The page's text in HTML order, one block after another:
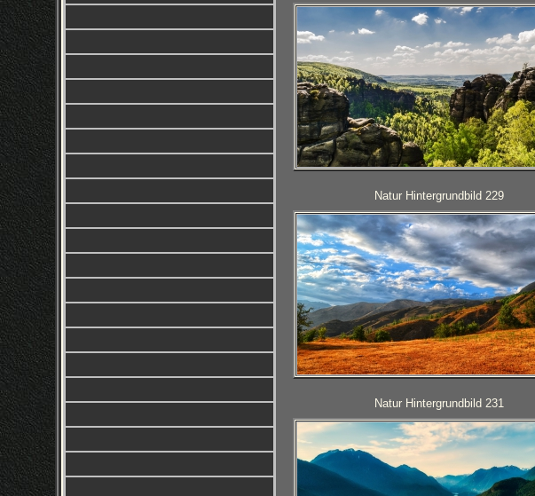
Natur Hintergrundbild 229
Natur Hintergrundbild 231